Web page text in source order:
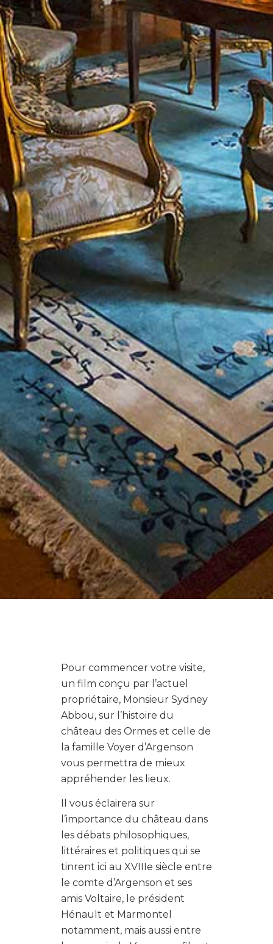
Pour commencer votre visite,
un film conçu par l’actuel
propriétaire, Monsieur Sydney
Abbou, sur l’histoire du
château des Ormes et celle de
la famille Voyer d’Argenson
vous permettra de mieux
appréhender les lieux.
Il vous éclairera sur
l’importance du château dans
les débats philosophiques,
littéraires et politiques qui se
tinrent ici au XVIIIe siècle entre
le comte d’Argenson et ses
amis Voltaire, le président
Hénault et Marmontel
notamment, mais aussi entre